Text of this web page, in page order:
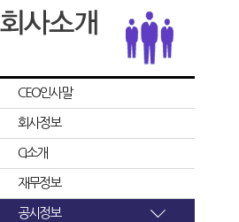
CEO인사말
회사정보
CI소개
재무정보
공시정보